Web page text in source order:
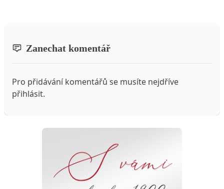
Zanechat komentář
Pro přidávání komentářů se musíte nejdříve
přihlásit.